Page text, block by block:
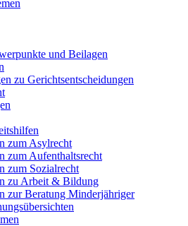
und Beilagen
zu Gerichtsentscheidungen
zum Asylrecht
zum Aufenthaltsrecht
zum Sozialrecht
zu Arbeit & Bildung
zur Beratung Minderjähriger